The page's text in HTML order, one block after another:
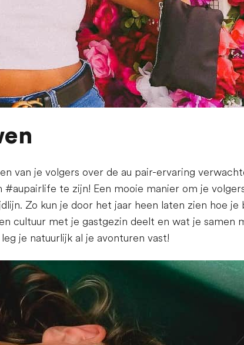
van je volgers over de au pair-ervaring
te zijn! Een mooie manier om je
Zo kun je door het jaar heen laten zien hoe je
cultuur met je gastgezin deelt en wat je samen
je natuurlijk al je avonturen vast!